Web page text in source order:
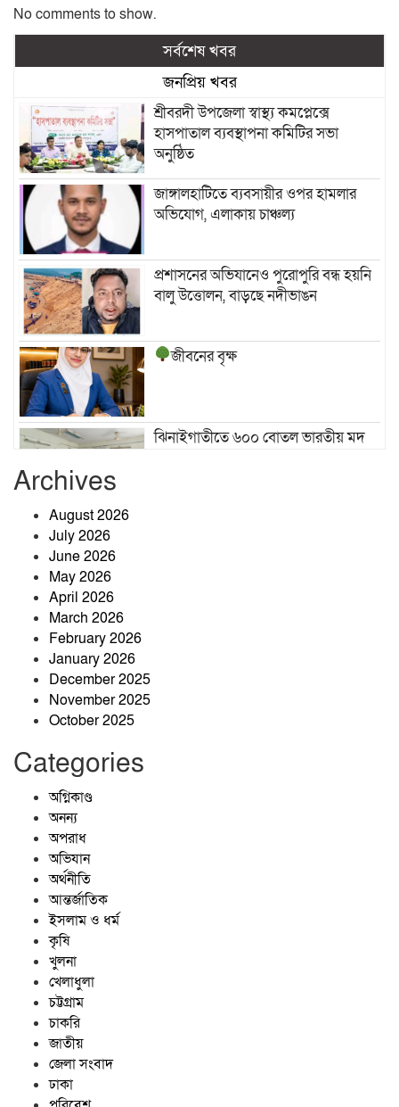
No comments to show.
সর্বশেষ খবর
জনপ্রিয় খবর
শ্রীবরদী উপজেলা স্বাস্থ্য কমপ্লেক্সে
হাসপাতাল ব্যবস্থাপনা কমিটির সভা
অনুষ্ঠিত
জাঙ্গালহাটিতে ব্যবসায়ীর ওপর হামলার
অভিযোগ, এলাকায় চাঞ্চল্য
প্রশাসনের অভিযানেও পুরোপুরি বন্ধ হয়নি
বালু উত্তোলন, বাড়ছে নদীভাঙন
জীবনের বৃক্ষ
ঝিনাইগাতীতে ৬০০ বোতল ভারতীয় মদ
Archives
August 2026
July 2026
June 2026
May 2026
April 2026
March 2026
February 2026
January 2026
December 2025
November 2025
October 2025
Categories
অগ্নিকাণ্ড
অনন্য
অপরাধ
অভিযান
অর্থনীতি
আন্তর্জাতিক
ইসলাম ও ধর্ম
কৃষি
খুলনা
খেলাধুলা
চট্টগ্রাম
চাকরি
জাতীয়
জেলা সংবাদ
ঢাকা